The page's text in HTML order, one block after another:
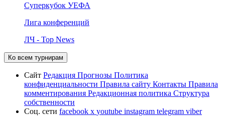
Суперкубок УЕФА
Лига конференций
ЛЧ - Top News
Ко всем турнирам
Сайт Редакция Прогнозы Политика
конфиденциальности Правила сайту Контакты Правила
комментирования Редакционная политика Структура
собственности
Соц. сети facebook x youtube instagram telegram viber